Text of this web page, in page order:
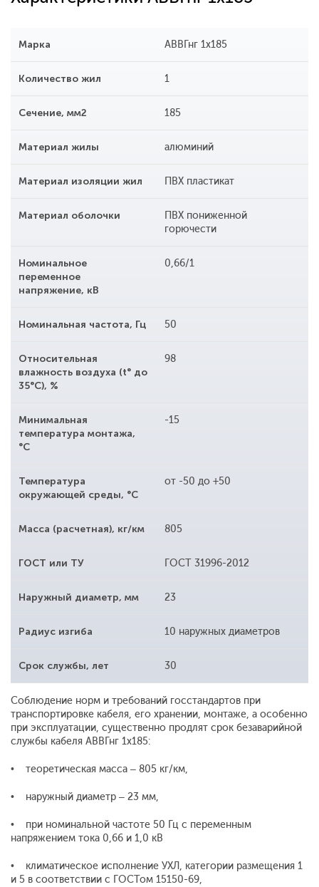
Марка АВВГнг 1x185
Количество жил 1
Сечение, мм2 185
Материал жилы алюминий
Материал изоляции жил ПВХ пластикат
Материал оболочки
ПВХ пониженной
горючести
Номинальное
переменное
напряжение, кВ
0,66/1
Номинальная частота, Гц 50
Относительная
влажность воздуха (t° до
35°С), %
98
Минимальная
температура монтажа,
°С
-15
Температура
окружающей среды, °С
от -50 до +50
Масса (расчетная), кг/км 805
ГОСТ или ТУ ГОСТ 31996-2012
Наружный диаметр, мм 23
Радиус изгиба 10 наружных диаметров
Срок службы, лет 30
Соблюдение норм и требований госстандартов при
транспортировке кабеля, его хранении, монтаже, а особенно
при эксплуатации, существенно продлят срок безаварийной
службы кабеля АВВГнг 1x185:
• теоретическая масса – 805 кг/км,
• наружный диаметр – 23 мм,
• при номинальной частоте 50 Гц с переменным
напряжением тока 0,66 и 1,0 кВ
• климатическое исполнение УХЛ, категории размещения 1
и 5 в соответствии с ГОСТом 15150-69,